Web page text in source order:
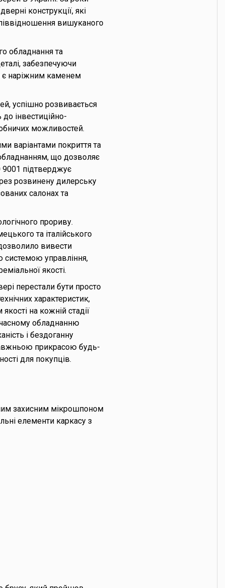
конструкції, які
вишуканого
обладнання та
забезпечуючи
є наріжним каменем
успішно розвивається
інвестиційно-
можливостей.
варіантами покриття та
що дозволяє
9001 підтверджує
розвинену дилерську
салонах та
прориву.
та італійського
вивести
управління,
якості.
перестали бути просто
характеристик,
на кожній стадії
обладнанню
і бездоганну
прикрасою будь-
для покупців.
захисним мікрошпоном
елементи каркасу з